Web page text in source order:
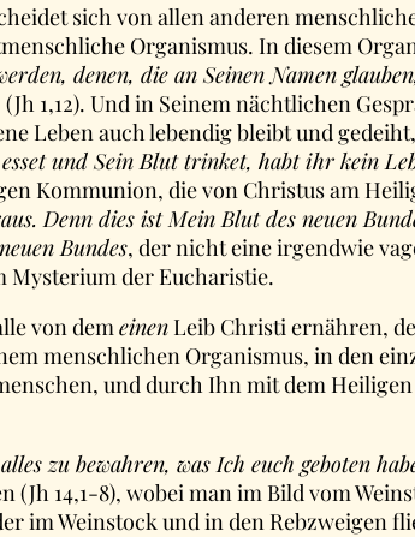
sich von allen anderen
Organismus. In diesem
denen, die an Seinen Namen
(Jh 1,12). Und in Seinem nächtlichen
Leben auch lebendig bleibt und
esset und Sein Blut trinket, habt ihr kein
Kommunion, die von Christus am
Denn dies ist Mein Blut des neuen
neuen Bundes, der nicht eine irgendwie
Mysterium der Eucharistie.
von demeinen Leib Christi ernähren,
menschlichen Organismus, in den
und durch Ihn mit dem
alles zu bewahren, was Ich euch geboten
(Jh 14,1-8), wobei man im Bild vom
im Weinstock und in den Rebzweigen